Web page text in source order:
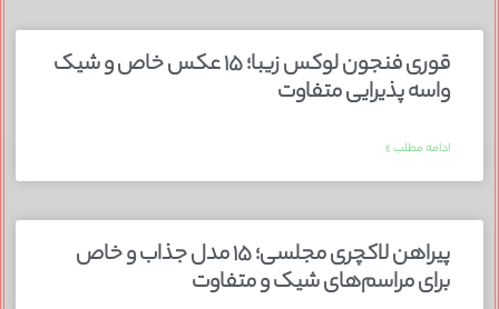
قوری فنجون لوکس زیبا؛ ۱۵ عکس خاص و شیک
واسه پذیرایی متفاوت
ادامه مطلب »
پیراهن لاکچری مجلسی؛ ۱۵ مدل جذاب و خاص
برای مراسم‌های شیک و متفاوت